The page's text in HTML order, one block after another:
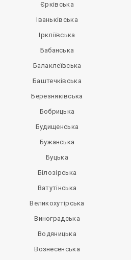
Єрківська
Іваньківська
Іркліївська
Бабанська
Балаклеївська
Баштечківська
Березняківська
Бобрицька
Будищенська
Бужанська
Буцька
Білозірська
Ватутінська
Великохутірська
Виноградська
Водяницька
Вознесенська